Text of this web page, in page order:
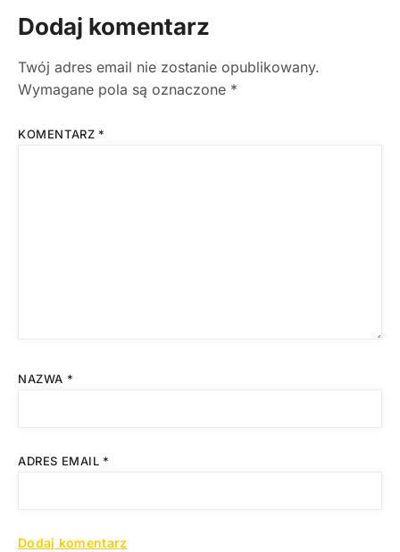
Dodaj komentarz
Twój adres email nie zostanie opublikowany.
Wymagane pola są oznaczone *
KOMENTARZ *
NAZWA *
ADRES EMAIL *